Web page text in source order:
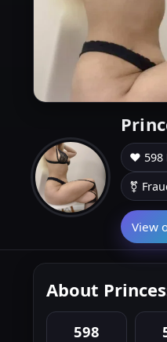
❤️ 598
⚧
View
About
598